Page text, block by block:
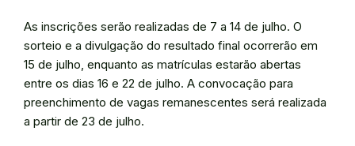
As inscrições serão realizadas de 7 a 14 de julho. O
sorteio e a divulgação do resultado final ocorrerão em
15 de julho, enquanto as matrículas estarão abertas
entre os dias 16 e 22 de julho. A convocação para
preenchimento de vagas remanescentes será realizada
a partir de 23 de julho.